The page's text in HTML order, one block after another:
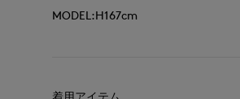
MODEL:H167cm
着用アイテム